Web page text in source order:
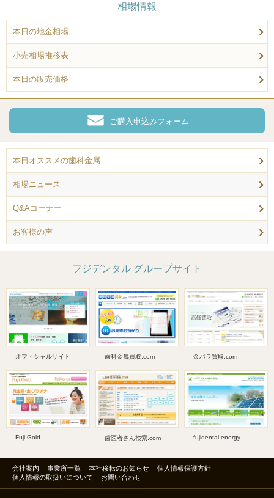
相場情報
本日の地金相場
小売相場推移表
本日の販売価格
ご購入申込みフォーム
本日オススメの歯科金属
相場ニュース
Q&Aコーナー
お客様の声
フジデンタル グループサイト
オフィシャルサイト 歯科金属買取.com 金パラ買取.com
Fuji Gold 歯医者さん検索.com fujidental energy
会社案内 事業所一覧 本社移転のお知らせ
個人情報保護方針
個人情報の取扱いについて
お問い合わせ